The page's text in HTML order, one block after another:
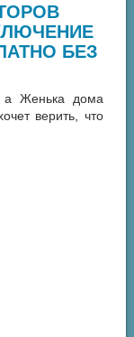
БЕЗ
а Женька дома
верить, что